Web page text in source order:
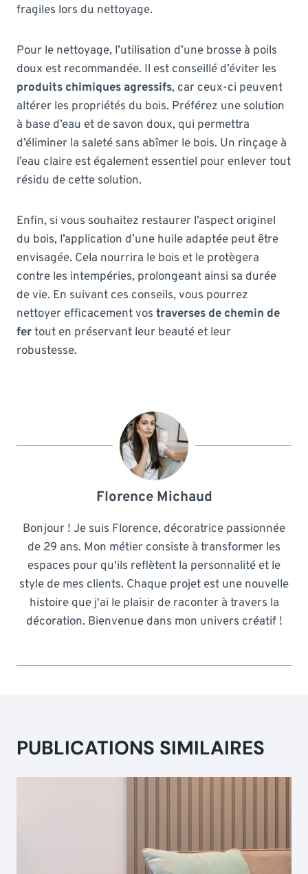
fragiles lors du nettoyage.
Pour le nettoyage, l’utilisation d’une brosse à poils
doux est recommandée. Il est conseillé d’éviter les
produits chimiques agressifs, car ceux-ci peuvent
altérer les propriétés du bois. Préférez une solution
à base d’eau et de savon doux, qui permettra
d’éliminer la saleté sans abîmer le bois. Un rinçage à
l’eau claire est également essentiel pour enlever tout
résidu de cette solution.
Enfin, si vous souhaitez restaurer l’aspect originel
du bois, l’application d’une huile adaptée peut être
envisagée. Cela nourrira le bois et le protègera
contre les intempéries, prolongeant ainsi sa durée
de vie. En suivant ces conseils, vous pourrez
nettoyer efficacement vos traverses de chemin de
fertout en préservant leur beauté et leur
robustesse.
Florence Michaud
Bonjour ! Je suis Florence, décoratrice passionnée
de 29 ans. Mon métier consiste à transformer les
espaces pour qu'ils reflètent la personnalité et le
style de mes clients. Chaque projet est une nouvelle
histoire que j'ai le plaisir de raconter à travers la
décoration. Bienvenue dans mon univers créatif !
PUBLICATIONS SIMILAIRES